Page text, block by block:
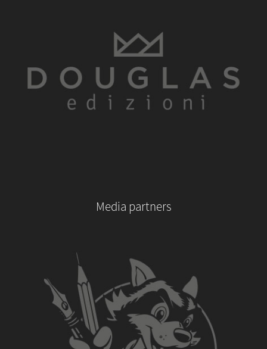
Media partners